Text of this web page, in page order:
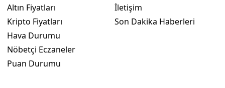
Altın Fiyatları
Kripto Fiyatları
Hava Durumu
Nöbetçi Eczaneler
Puan Durumu
İletişim
Son Dakika Haberleri